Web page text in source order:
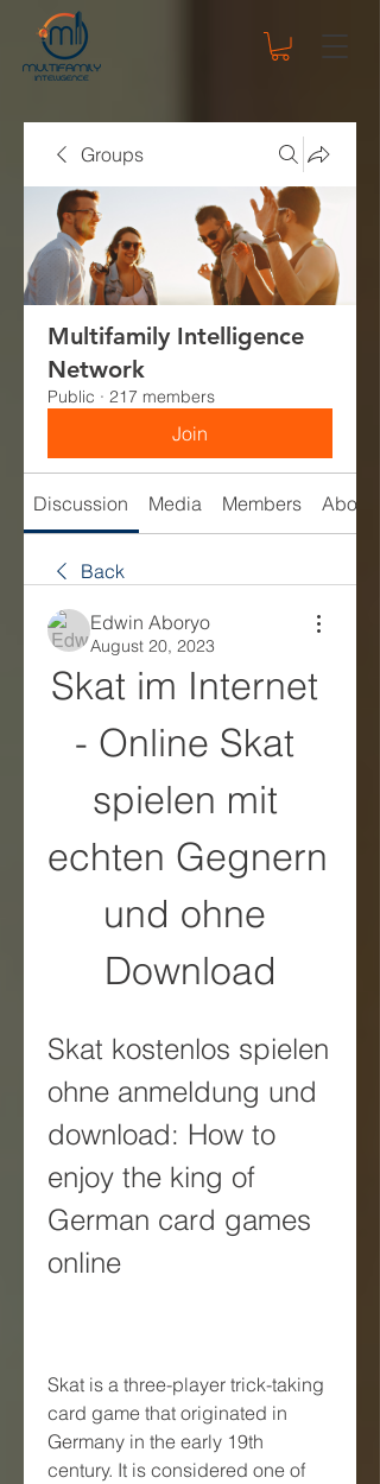
Groups
Multifamily Intelligence
Network
Public · 217 members
Join
Discussion Media Members About
Back
Edwin Aboryo
August 20, 2023
Skat im Internet
- Online Skat
spielen mit
echten Gegnern
und ohne
Download
Skat kostenlos spielen
ohne anmeldung und
download: How to
enjoy the king of
German card games
online
Skat is a three-player trick-taking
card game that originated in
Germany in the early 19th
century. It is considered one of